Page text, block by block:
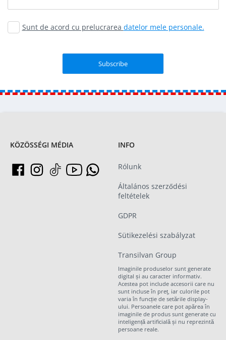
Sunt de acord cu prelucrarea datelor mele personale.
KÖZÖSSÉGI MÉDIA INFO
Rólunk
Általános szerződési
feltételek
GDPR
Sütikezelési szabályzat
Transilvan Group
Imaginile produselor sunt generate
digital și au caracter informativ.
Acestea pot include accesorii care nu
sunt incluse în preț, iar culorile pot
varia în funcție de setările display-
ului. Persoanele care pot apărea în
imaginile de produs sunt generate cu
inteligență artificială și nu reprezintă
persoane reale.